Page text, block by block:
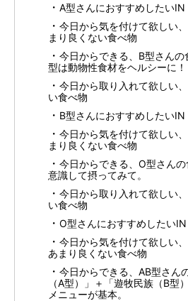
A型さんにおすすめしたいIN
今日から気を付けて欲しい
まり良くない食べ物
今日からできる、B型さん
型は動物性食材をヘルシーに！
今日から取り入れて欲しい
い食べ物
B型さんにおすすめしたいIN
今日から気を付けて欲しい
まり良くない食べ物
今日からできる、O型さん
意識して摂ってみて。
今日から取り入れて欲しい
い食べ物
O型さんにおすすめしたい
今日から気を付けて欲しい
あまり良くない食べ物
今日からできる、AB型さん
（A型）」＋「遊牧民族（B型
メニューが基本。